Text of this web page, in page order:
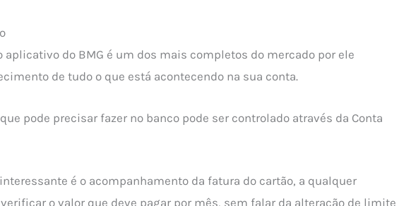
aplicativo do BMG é um dos mais completos do mercado por ele
de tudo o que está acontecendo na sua conta.
pode precisar fazer no banco pode ser controlado através da Conta
é o acompanhamento da fatura do cartão, a qualquer
o valor que deve pagar por mês, sem falar da alteração de limite